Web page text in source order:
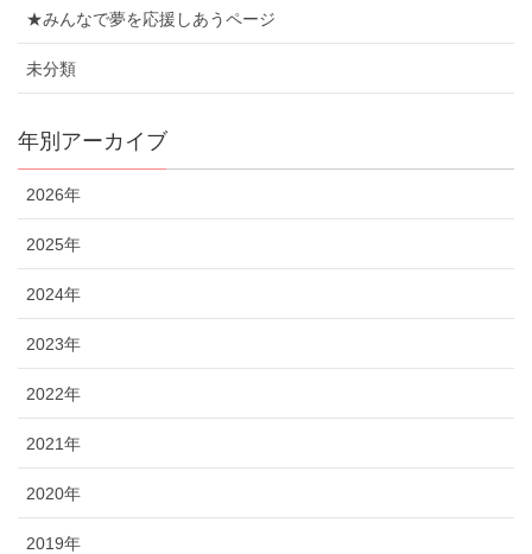
★みんなで夢を応援しあうページ
未分類
年別アーカイブ
2026年
2025年
2024年
2023年
2022年
2021年
2020年
2019年